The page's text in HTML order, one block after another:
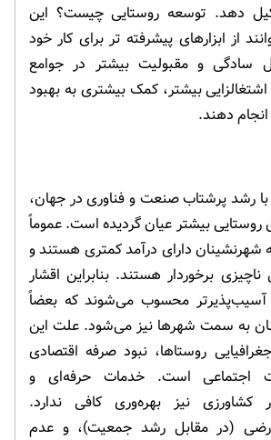
دهد. توسعه روستایی چیست؟ این
از ابزارهای پیشرفته تر برای کار خود
سادگی و مقبولیت بیشتر در جوامع
بیشتر، کمک بیشتری به بهبود
دهند.
رشد پرشتاب صنعت و فناوری در جهان،
بیشتر عیان گردیده است. عموماً
شهرنشینان دارای درآمد کمتری هستند و
برخوردار هستند. بنابراین اقشار
آسیب‌پذیرتر محسوب می‌شوند که بعضاً
به سمت شهرها نیز می‌شود. علت این
روستاها، نبود صرفه اقتصادی
اجتماعی است. خدمات حرفه‌ای و
کشاورزی نیز بهره‌وری کافی ندارد.
(در مقابل رشد جمعیت)، و عدم